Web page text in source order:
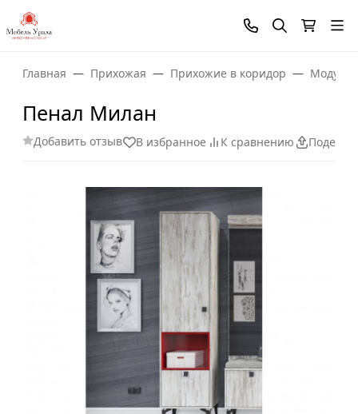
Главная Прихожая Прихожие в коридор
Пенал Милан
Добавить отзыв В избранное К сравнению